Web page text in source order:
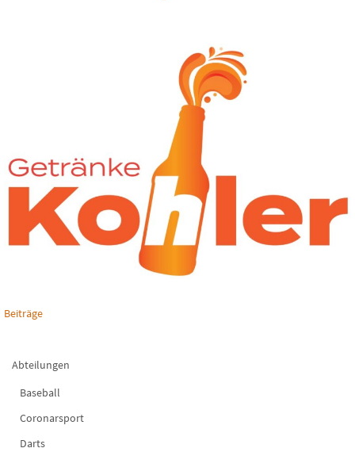
Beiträge
Abteilungen
Baseball
Coronarsport
Darts